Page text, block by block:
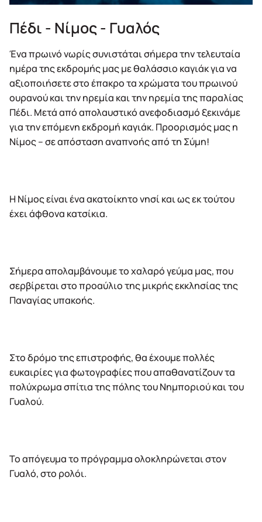
Πέδι - Νίμος - Γυαλός
Ένα πρωινό νωρίς συνιστάται σήμερα την τελευταία
ημέρα της εκδρομής μας με θαλάσσιο καγιάκ για να
αξιοποιήσετε στο έπακρο τα χρώματα του πρωινού
ουρανού και την ηρεμία και την ηρεμία της παραλίας
Πέδι. Μετά από απολαυστικό ανεφοδιασμό ξεκινάμε
για την επόμενη εκδρομή καγιάκ. Προορισμός μας η
Νίμος – σε απόσταση αναπνοής από τη Σύμη!
Η Νίμος είναι ένα ακατοίκητο νησί και ως εκ τούτου
έχει άφθονα κατσίκια.
Σήμερα απολαμβάνουμε το χαλαρό γεύμα μας, που
σερβίρεται στο προαύλιο της μικρής εκκλησίας της
Παναγίας υπακοής.
Στο δρόμο της επιστροφής, θα έχουμε πολλές
ευκαιρίες για φωτογραφίες που απαθανατίζουν τα
πολύχρωμα σπίτια της πόλης του Νημποριού και του
Γυαλού.
Το απόγευμα το πρόγραμμα ολοκληρώνεται στον
Γυαλό, στο ρολόι.